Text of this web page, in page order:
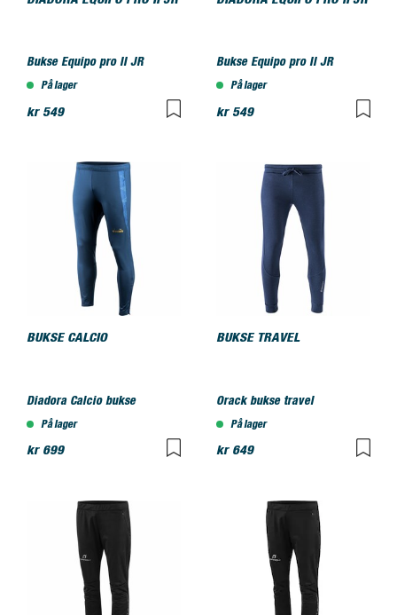
Bukse Equipo pro II JR
På lager
kr 549
Bukse Equipo pro II JR
På lager
kr 549
BUKSE CALCIO
Diadora Calcio bukse
På lager
kr 699
BUKSE TRAVEL
Orack bukse travel
På lager
kr 649